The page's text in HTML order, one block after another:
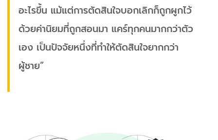
อะไรขึ้น แม้แต่การตัดสินใจบอกเลิกก็ถูกผูกไว้
ด้วยค่านิยมที่ถูกสอนมา แคร์ทุกคนมากกว่าตัว
เอง เป็นปัจจัยหนึ่งที่ทำให้ตัดสินใจยากกว่า
ผู้ชาย”